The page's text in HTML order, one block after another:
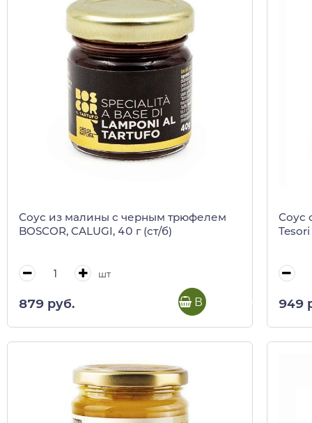
Соус из малины с черным трюфелем
BOSCOR, CALUGI, 40 г (ст/б)
шт
879 руб. В корзину
Соус
949